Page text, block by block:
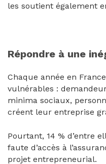
les soutient également
Répondre à une
Chaque année en
vulnérables :
minima sociaux,
créent leur entreprise
Pourtant, 14 % d’entre
faute d’accès à
projet entrepreneurial.